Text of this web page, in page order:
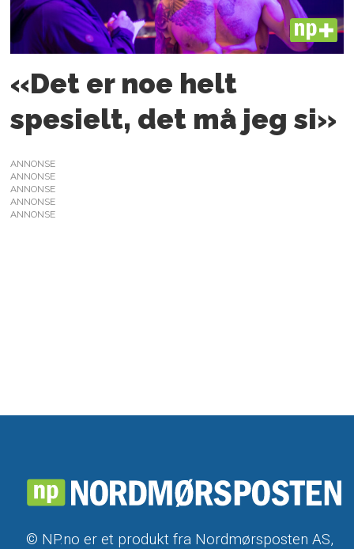
PLUS
«Det er noe helt
spesielt, det må jeg si»
ANNONSE
ANNONSE
ANNONSE
ANNONSE
ANNONSE
© NP.no er et produkt fra Nordmørsposten AS,